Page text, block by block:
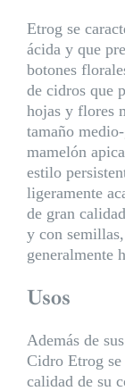
Etrog se
ácida y que
botones
de cidros que
hojas y flores
tamaño
mamelón
estilo
ligeramente
de gran
y con
generalmente
Usos
Además de
Cidro Etrog se
calidad de su